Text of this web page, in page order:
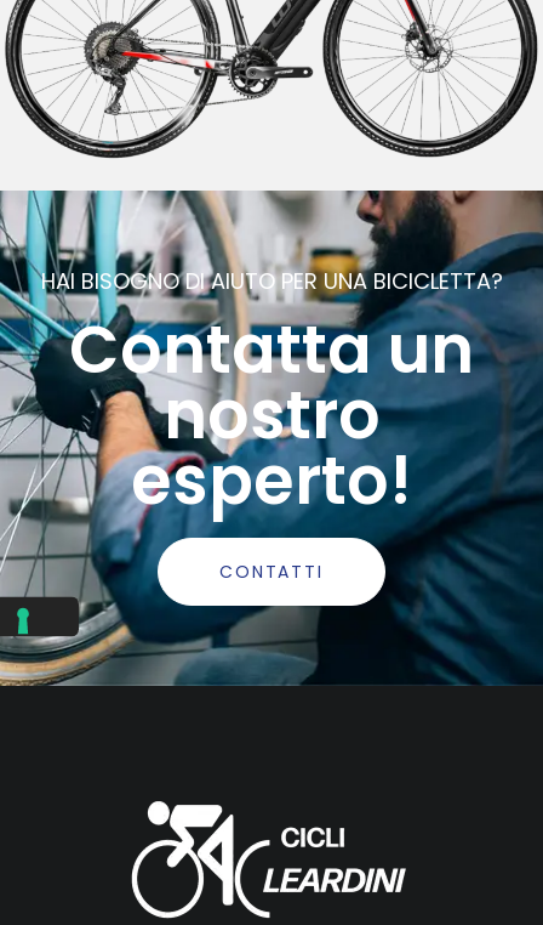
HAI BISOGNO DI AIUTO PER UNA BICICLETTA?
Contatta un
nostro
esperto!
CONTATTI